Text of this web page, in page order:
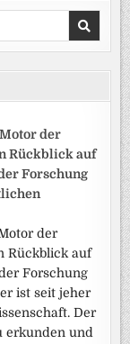
der
Rückblick auf
Forschung
der
Rückblick auf
Forschung
ist seit jeher
Der
erkunden und